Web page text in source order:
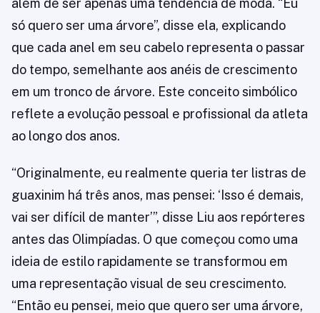
além de ser apenas uma tendência de moda. “Eu
só quero ser uma árvore”, disse ela, explicando
que cada anel em seu cabelo representa o passar
do tempo, semelhante aos anéis de crescimento
em um tronco de árvore. Este conceito simbólico
reflete a evolução pessoal e profissional da atleta
ao longo dos anos.
“Originalmente, eu realmente queria ter listras de
guaxinim há três anos, mas pensei: ‘Isso é demais,
vai ser difícil de manter’”, disse Liu aos repórteres
antes das Olimpíadas. O que começou como uma
ideia de estilo rapidamente se transformou em
uma representação visual de seu crescimento.
“Então eu pensei, meio que quero ser uma árvore,